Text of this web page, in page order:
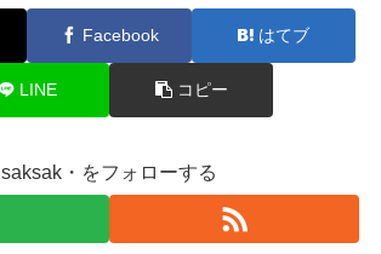
Facebook はてブ
LINE コピー
saksak・をフォローする